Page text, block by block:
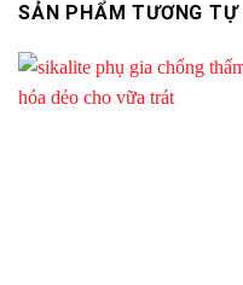
SẢN PHẨM TƯƠNG TỰ